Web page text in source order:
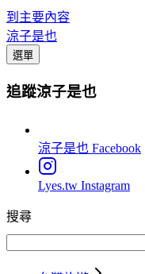
到主要內容
涼子是也
選單
追蹤涼子是也
涼子是也 Facebook
Lyes.tw Instagram
搜尋